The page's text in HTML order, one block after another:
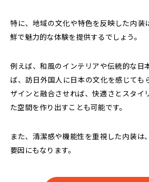
特に、地域の文化や特色を反映した内装
鮮で魅力的な体験を提供するでしょう。
例えば、和風のインテリアや伝統的な日
ば、訪日外国人に日本の文化を感じても
ザインと融合させれば、快適さとスタイ
た空間を作り出すことも可能です。
また、清潔感や機能性を重視した内装は
要因にもなります。